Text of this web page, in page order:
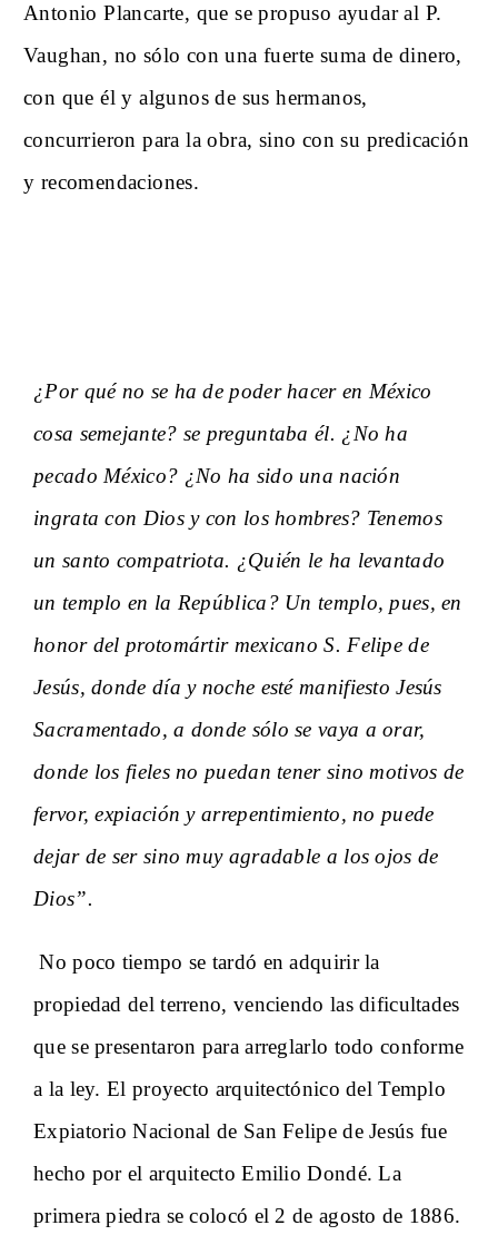
Antonio Plancarte, que se propuso ayudar al P.
Vaughan, no sólo con una fuerte suma de dinero,
con que él y algunos de sus hermanos,
concurrieron para la obra, sino con su predicación
y recomendaciones.
¿Por qué no se ha de poder hacer en México
cosa semejante? se preguntaba él. ¿No ha
pecado México? ¿No ha sido una nación
ingrata con Dios y con los hombres? Tenemos
un santo compatriota. ¿Quién le ha levantado
un templo en la República? Un templo, pues, en
honor del protomártir mexicano S. Felipe de
Jesús, donde día y noche esté manifiesto Jesús
Sacramentado, a donde sólo se vaya a orar,
donde los fieles no puedan tener sino motivos de
fervor, expiación y arrepentimiento, no puede
dejar de ser sino muy agradable a los ojos de
Dios”.
No poco tiempo se tardó en adquirir la
propiedad del terreno, venciendo las dificultades
que se presentaron para arreglarlo todo conforme
a la ley. El proyecto arquitectónico del Templo
Expiatorio Nacional de San Felipe de Jesús fue
hecho por el arquitecto Emilio Dondé. La
primera piedra se colocó el 2 de agosto de 1886.